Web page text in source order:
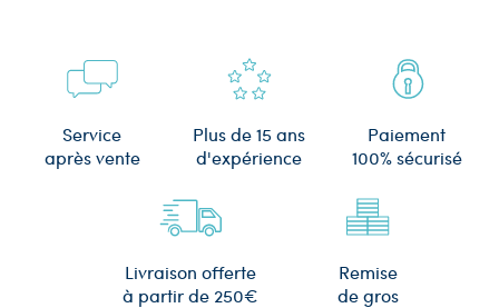
Service
après vente
Plus de 15 ans
d'expérience
Paiement
100% sécurisé
Livraison offerte
à partir de 250€
Remise
de gros